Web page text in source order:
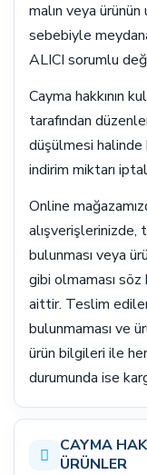
malın veya
sebebiyle
ALICI sorumlu
Cayma hakkının
tarafından
düşülmesi halinde
indirim miktarı
Online
alışverişlerinizde,
bulunması veya
gibi olmaması söz
aittir. Teslim
bulunmaması ve
ürün bilgileri ile
durumunda ise
CAYMA
ÜRÜNLER